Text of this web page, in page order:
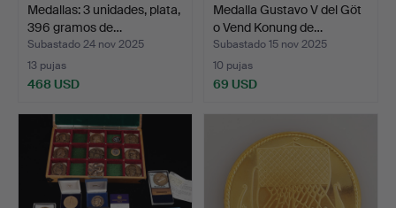
Medallas: 3 unidades, plata,
396 gramos de…
Subastado 24 nov 2025
13 pujas
468 USD
Medalla Gustavo V del Göt
o Vend Konung de…
Subastado 15 nov 2025
10 pujas
69 USD